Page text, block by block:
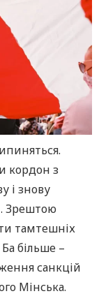
кордон з
і знову
Зрештою
тамтешніх
більше –
санкцій
Мінська.